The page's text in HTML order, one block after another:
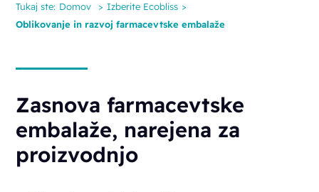
Tukaj ste: Domov > Izberite Ecobliss >
Oblikovanje in razvoj farmacevtske embalaže
Zasnova farmacevtske
embalaže, narejena za
proizvodnjo